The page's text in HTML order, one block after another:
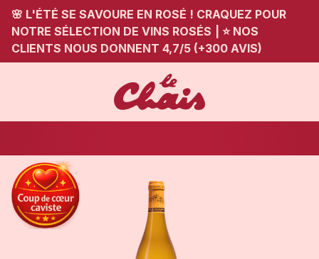
🌸 L'ÉTÉ SE SAVOURE EN ROSÉ ! CRAQUEZ POUR
NOTRE SÉLECTION DE VINS ROSÉS
⭐ NOS
CLIENTS NOUS DONNENT 4,7/5 (+300 AVIS)